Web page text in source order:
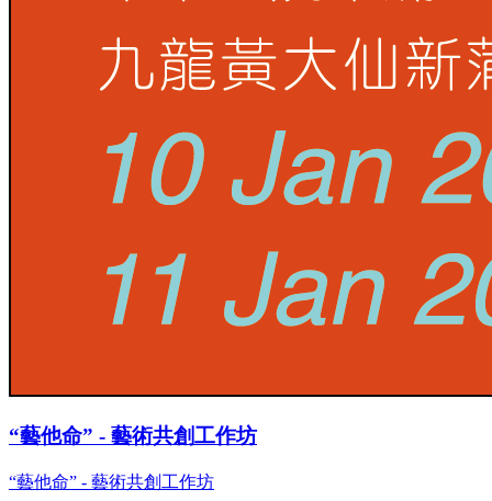
“藝他命” - 藝術共創工作坊
“藝他命” - 藝術共創工作坊